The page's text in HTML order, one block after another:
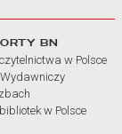
BN
w Polsce
Wydawniczy
w Polsce